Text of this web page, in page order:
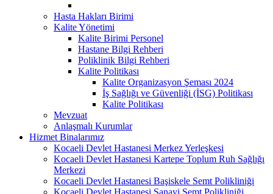
Hasta Hakları Birimi
Kalite Yönetimi
Kalite Birimi Personel
Hastane Bilgi Rehberi
Poliklinik Bilgi Rehberi
Kalite Politikası
Kalite Organizasyon Şeması 2024
İş Sağlığı ve Güvenliği (İSG) Politikası
Kalite Politikası
Mevzuat
Anlaşmalı Kurumlar
Hizmet Binalarımız
Kocaeli Devlet Hastanesi Merkez Yerleşkesi
Kocaeli Devlet Hastanesi Kartepe Toplum Ruh Sağlığı
Merkezi
Kocaeli Devlet Hastanesi Başiskele Semt Polikliniği
Kocaeli Devlet Hastanesi Sanayi Semt Polikliniği